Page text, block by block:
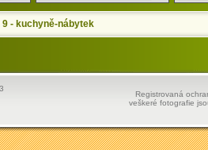
9 - kuchyně-nábytek
Registrovaná
veškeré fotografie